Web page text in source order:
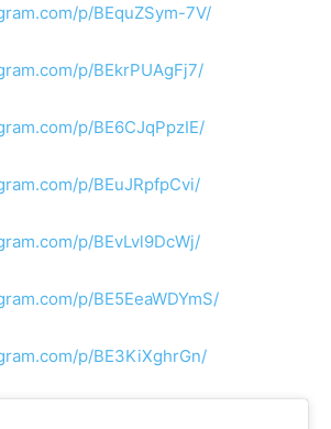
p/BEquZSym-7V/
p/BEkrPUAgFj7/
p/BE6CJqPpzIE/
p/BEuJRpfpCvi/
p/BEvLvl9DcWj/
p/BE5EeaWDYmS/
p/BE3KiXghrGn/